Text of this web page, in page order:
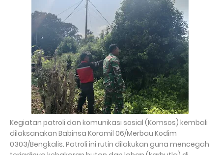
Kegiatan patroli dan komunikasi sosial (Komsos) kembali
dilaksanakan Babinsa Koramil 06/Merbau Kodim
0303/Bengkalis. Patroli ini rutin dilakukan guna mencegah